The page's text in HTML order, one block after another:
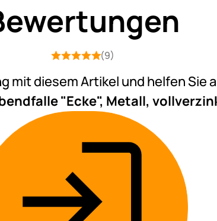
Bewertung: 5 von 5 (9 Bewertungen)
9 Bewertungen
(9)
mit diesem Artikel und helfen Sie
"Ecke", Metall,